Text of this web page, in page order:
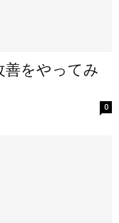
善をやってみ
0